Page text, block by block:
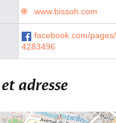
www.bissoh.com
facebook.com/
4283496
adresse